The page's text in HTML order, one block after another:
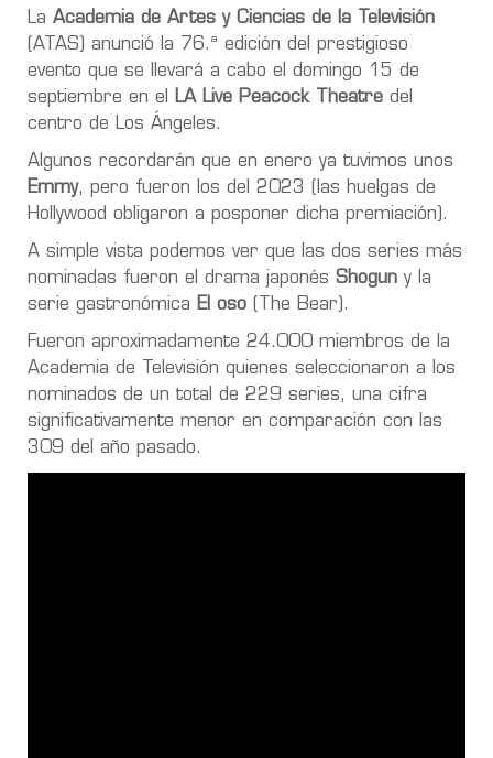
La Academia de Artes y Ciencias de la Televisión
(ATAS) anunció la 76.ª edición del prestigioso
evento que se llevará a cabo el domingo 15 de
septiembre en el
LA Live Peacock Theatre del
centro de Los Ángeles.
Algunos recordarán que en enero ya tuvimos unos
Emmy, pero fueron los del 2023 (las huelgas de
Hollywood obligaron a posponer dicha premiación).
A simple vista podemos ver que las dos series más
nominadas fueron el drama japonés Shogun y la
serie gastronómica El oso (The Bear).
Fueron aproximadamente 24.000 miembros de la
Academia de Televisión quienes seleccionaron a los
nominados de un total de 229 series, una cifra
significativamente menor en comparación con las
309 del año pasado.